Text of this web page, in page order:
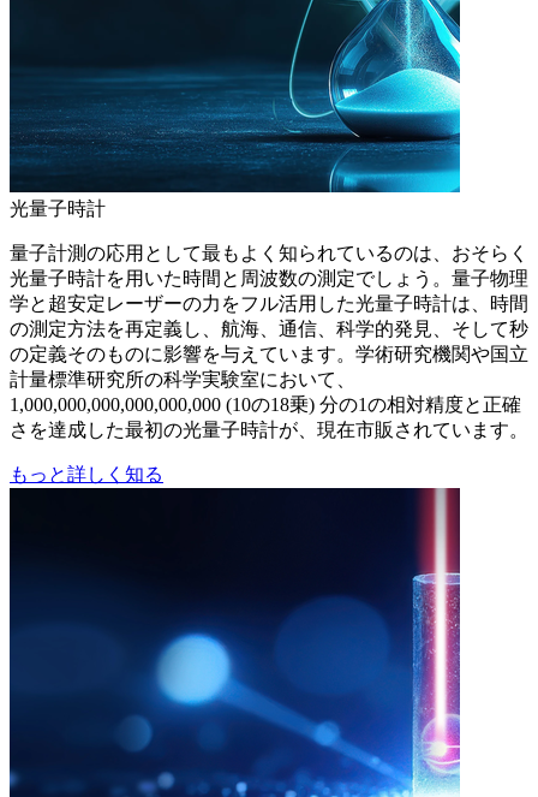
光量子時計
量子計測の応用として最もよく知られているのは、おそらく
光量子時計を用いた時間と周波数の測定でしょう。量子物理
学と超安定レーザーの力をフル活用した光量子時計は、時間
の測定方法を再定義し、航海、通信、科学的発見、そして秒
の定義そのものに影響を与えています。学術研究機関や国立
計量標準研究所の科学実験室において、
1,000,000,000,000,000,000 (10の18乗) 分の1の相対精度と正確
さを達成した最初の光量子時計が、現在市販されています。
もっと詳しく知る